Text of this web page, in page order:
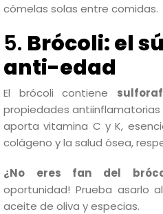
cómelas solas entre comidas.
5. Brócoli: el
anti-edad
El brócoli contiene
propiedades
aporta vitamina C y K,
colágeno y la salud ósea,
¿No eres fan del
oportunidad! Prueba asarlo
aceite de oliva y especias.